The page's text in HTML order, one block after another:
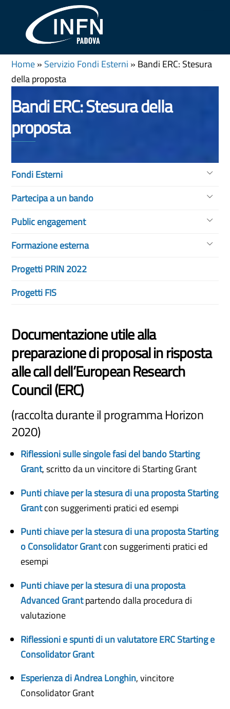
content
Home» Servizio Fondi Esterni » Bandi ERC: Stesura
della proposta
Bandi ERC: Stesura della
proposta
Fondi Esterni
Partecipa a un bando
Public engagement
Formazione esterna
Progetti PRIN 2022
Progetti FIS
Documentazione utile alla
preparazione di proposal in risposta
alle call dell’European Research
Council (ERC)
(raccolta durante il programma Horizon
2020)
Riflessioni sulle singole fasi del bando Starting
Grant, scritto da un vincitore di Starting Grant
Punti chiave per la stesura di una proposta Starting
Grantcon suggerimenti pratici ed esempi
Punti chiave per la stesura di una proposta Starting
o Consolidator Grantcon suggerimenti pratici ed
esempi
Punti chiave per la stesura di una proposta
Advanced Grantpartendo dalla procedura di
valutazione
Riflessioni e spunti di un valutatore ERC Starting e
Consolidator Grant
Esperienza di Andrea Longhin, vincitore
Consolidator Grant